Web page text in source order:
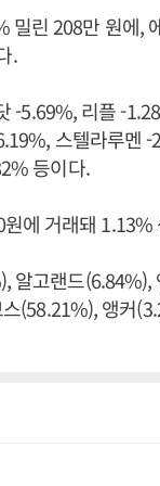
린 208만 원에,
.
-5.69%, 리플 -
스텔라루멘
등이다.
에 거래돼 1.13%
알고랜드
(58.21%), 앵커